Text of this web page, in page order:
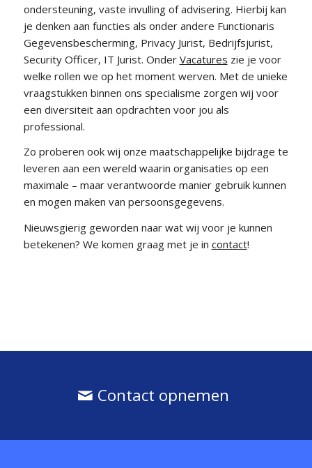
ondersteuning, vaste invulling of advisering. Hierbij kan
je denken aan functies als onder andere Functionaris
Gegevensbescherming, Privacy Jurist, Bedrijfsjurist,
Security Officer, IT Jurist. Onder Vacatures zie je voor
welke rollen we op het moment werven. Met de unieke
vraagstukken binnen ons specialisme zorgen wij voor
een diversiteit aan opdrachten voor jou als
professional.
Zo proberen ook wij onze maatschappelijke bijdrage te
leveren aan een wereld waarin organisaties op een
maximale – maar verantwoorde manier gebruik kunnen
en mogen maken van persoonsgegevens.
Nieuwsgierig geworden naar wat wij voor je kunnen
betekenen? We komen graag met je in contact!
Contact opnemen